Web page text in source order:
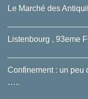
Le Marché des
Listenbourg , 93eme
Confinement : un peu
…..